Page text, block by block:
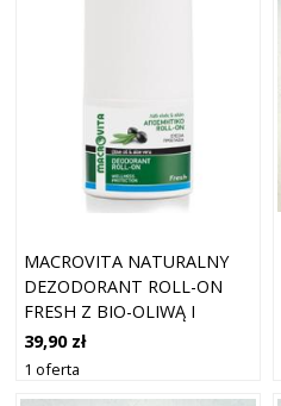
MACROVITA NATURALNY
DEZODORANT ROLL-ON
FRESH Z BIO-OLIWĄ I
ALOESEM 50ML
39,90 zł
1 oferta